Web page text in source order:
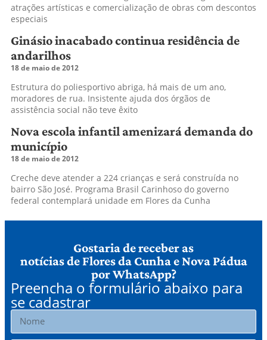
atrações artísticas e comercialização de obras com descontos
especiais
Ginásio inacabado continua residência de
andarilhos
18 de maio de 2012
Estrutura do poliesportivo abriga, há mais de um ano,
moradores de rua. Insistente ajuda dos órgãos de
assistência social não teve êxito
Nova escola infantil amenizará demanda do
município
18 de maio de 2012
Creche deve atender a 224 crianças e será construída no
bairro São José. Programa Brasil Carinhoso do governo
federal contemplará unidade em Flores da Cunha
Gostaria de receber as
notícias de Flores da Cunha e Nova Pádua
por WhatsApp?
Preencha o formulário abaixo para
se cadastrar